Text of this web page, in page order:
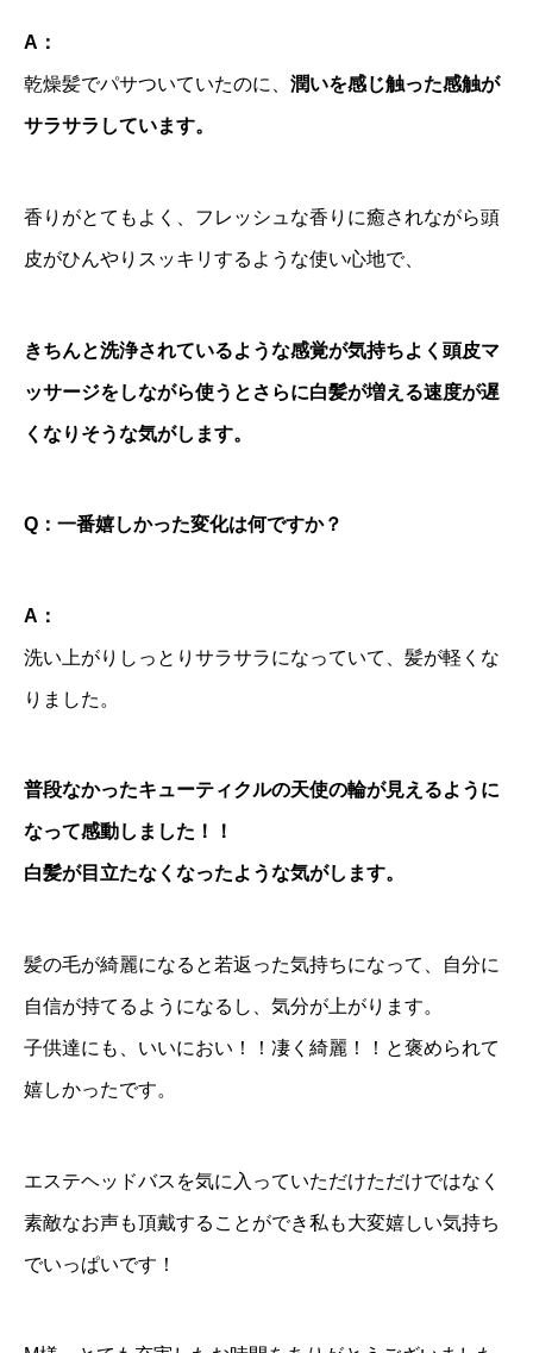
A：
乾燥髪でパサついていたのに、 潤いを感じ触った感触が
サラサラしています。
香りがとてもよく、フレッシュな香りに癒されながら頭
皮がひんやりスッキリするような使い心地で、
きちんと洗浄されているような感覚が気持ちよく頭皮マ
ッサージをしながら使うとさらに白髪が増える速度が遅
くなりそうな気がします。
Q： 一番嬉しかった変化は何ですか？
A：
洗い上がりしっとりサラサラになっていて、髪が軽くな
りました。
普段なかったキューティクルの天使の輪が見えるように
なって感動しました！！
白髪が目立たなくなったような気がします。
髪の毛が綺麗になると若返った気持ちになって、自分に
自信が持てるようになるし、気分が上がります。
子供達にも、いいにおい！！凄く綺麗！！と褒められて
嬉しかったです。
エステヘッドバスを気に入っていただけただけではなく
素敵なお声も頂戴することができ私も大変嬉しい気持ち
でいっぱいです！